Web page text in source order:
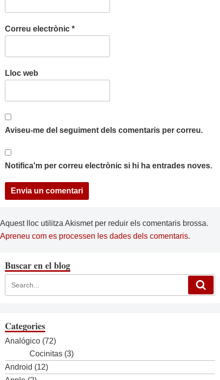
Correu electrònic *
Lloc web
Aviseu-me del seguiment dels comentaris per correu.
Notifica'm per correu electrònic si hi ha entrades noves.
Aquest lloc utilitza Akismet per reduir els comentaris brossa.
Apreneu com es processen les dades dels comentaris.
Buscar en el blog
Categories
Analógico (72)
Cocinitas (3)
Android (12)